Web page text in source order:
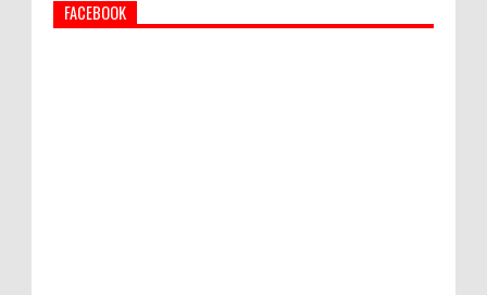
PEMKAB KLUNGKUNG GELAR PASAR
FACEBOOK